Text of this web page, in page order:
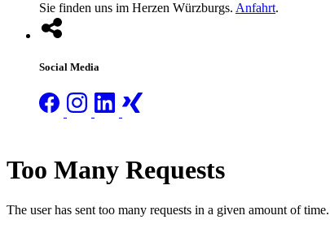
Sie finden uns im Herzen Würzburgs. Anfahrt.
Social Media